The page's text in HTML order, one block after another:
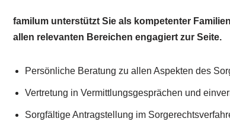
familum unterstützt Sie als kompetenter
allen relevanten Bereichen engagiert zur Seite.
Persönliche Beratung zu allen Aspekten des
Vertretung in Vermittlungsgesprächen und
Sorgfältige Antragstellung im